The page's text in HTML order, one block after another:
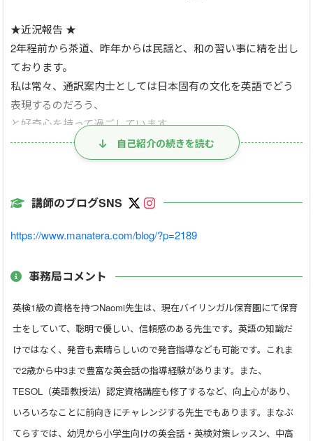
★近況報告 ★
2年程前から茶道、昨年からは民謡と、和の習い事に精を出し
ております。
私は常々、通訳案内士としては日本固有の文化を英語でどう
表現するのだろう、
と好奇心を持って過ごしています。
そこで、茶道や武士道など、日本文化について英語で書かれた
名著の購読レッスンを作ろうと
わせ下さい。
じられますよ。
【レッスン対象者】
大人
【レッスン内容】
一人ひとりの生徒様に合ったレッスンを行います。
小学生は、保護者様にもご希望を伺い、学習歴や目標を確認
しつつ、生徒様に合ったレッスンを提供していきます。教材
は、オンラインの無料サイトや、市販テキストを使用します
自己紹介の続きを読む
講師のブログSNS
https://www.manatera.com/blog/?p=2189
事務局コメント
英検1級の資格を持つNaomi先生は、現在バイリンガル保育園にて保育
士をしていて、聡明で優しい、信頼感のある先生です。英語の知識だ
けではなく、発音も素晴らしいので発音指導なども可能です。これま
で2歳から中3まで豊富な英会話の指導経験があります。また、
TESOL（英語教授法）認定資格講座も修了するなど、向上心があり、
いろいろなことに前向きにチャレンジする先生でもあります。まなぶ
てらすでは、幼児から小学生向けの英会話・英検対策レッスン、中高